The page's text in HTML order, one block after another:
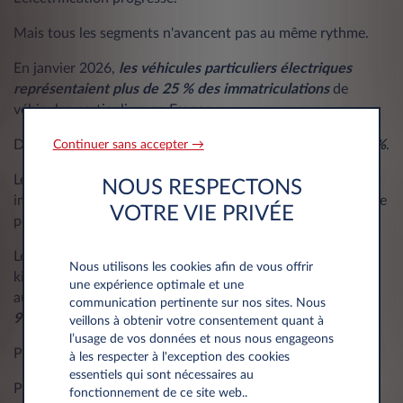
Mais tous les segments n'avancent pas au même rythme.
En janvier 2026, les véhicules particuliers électriques
représentaient plus de 25 % des immatriculationsde
véhicules particuliers en France.
Du côté desutilitaires, cette part dépasse à peine les 10 %.
Le constat est clair : les VUL accusent encore un retard
important dans leur transition vers l'électrique. Pourtant, le
potentiel est considérable.
Les utilitaires parcourent généralement davantage de
kilomètres que les véhicules particuliers et restent
aujourd'hui très largement dépendants du diesel. Environ
90 % du parc français de VUL roule encore au gazole
Pourquoi ce retard ?
Parce quel'équation économique reste souvent plus
Continuer sans accepter →
NOUS RESPECTONS
VOTRE VIE PRIVÉE
Nous utilisons les cookies afin de vous offrir
une expérience optimale et une
communication pertinente sur nos sites. Nous
veillons à obtenir votre consentement quant à
l’usage de vos données et nous nous engageons
à les respecter à l'exception des cookies
essentiels qui sont nécessaires au
fonctionnement de ce site web..